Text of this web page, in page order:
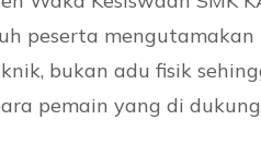
peserta
bukan adu fisik
pemain yang di